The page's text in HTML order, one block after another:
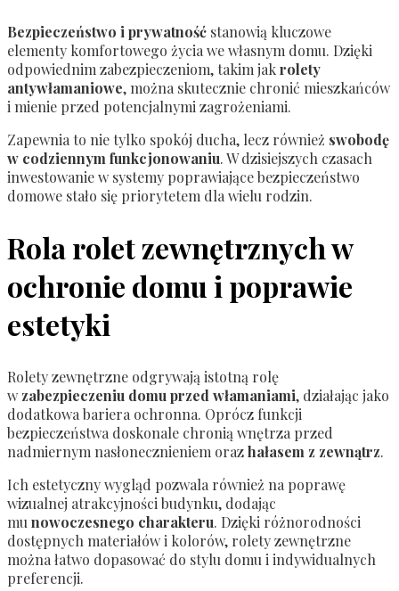
Bezpieczeństwo i prywatność stanowią kluczowe
elementy komfortowego życia we własnym domu. Dzięki
odpowiednim zabezpieczeniom, takim jakrolety
antywłamaniowe, można skutecznie chronić mieszkańców
i mienie przed potencjalnymi zagrożeniami.
Zapewnia to nie tylko spokój ducha, lecz również swobodę
w codziennym funkcjonowaniu. W dzisiejszych czasach
inwestowanie w systemy poprawiające bezpieczeństwo
domowe stało się priorytetem dla wielu rodzin.
Rola rolet zewnętrznych w
ochronie domu i poprawie
estetyki
Rolety zewnętrzne odgrywają istotną rolę
w zabezpieczeniu domu przed włamaniami, działając jako
dodatkowa bariera ochronna. Oprócz funkcji
bezpieczeństwa doskonale chronią wnętrza przed
nadmiernym nasłonecznieniem orazhałasem z zewnątrz.
Ich estetyczny wygląd pozwala również na poprawę
wizualnej atrakcyjności budynku, dodając
mu nowoczesnego charakteru. Dzięki różnorodności
dostępnych materiałów i kolorów, rolety zewnętrzne
można łatwo dopasować do stylu domu i indywidualnych
preferencji.